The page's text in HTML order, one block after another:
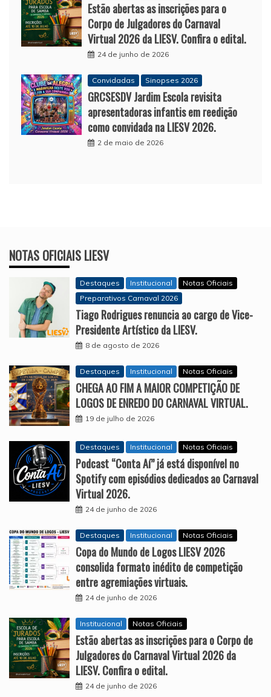
Estão abertas as inscrições para o
Corpo de Julgadores do Carnaval
Virtual 2026 da LIESV. Confira o edital.
24 de junho de 2026
Convidadas Sinopses 2026
GRCSESDV Jardim Escola revisita
apresentadoras infantis em reedição
como convidada na LIESV 2026.
2 de maio de 2026
NOTAS OFICIAIS LIESV
Destaques Institucional
Notas Oficiais
Preparativos Carnaval 2026
Tiago Rodrigues renuncia ao cargo de Vice-
Presidente Artístico da LIESV.
8 de agosto de 2026
Destaques Institucional Notas Oficiais
CHEGA AO FIM A MAIOR COMPETIÇÃO DE
LOGOS DE ENREDO DO CARNAVAL VIRTUAL.
19 de julho de 2026
Destaques Institucional Notas Oficiais
Podcast “Conta Aí” já está disponível no
Spotify com episódios dedicados ao Carnaval
Virtual 2026.
24 de junho de 2026
Destaques Institucional Notas Oficiais
Copa do Mundo de Logos LIESV 2026
consolida formato inédito de competição
entre agremiações virtuais.
24 de junho de 2026
Institucional Notas Oficiais
Estão abertas as inscrições para o Corpo de
Julgadores do Carnaval Virtual 2026 da
LIESV. Confira o edital.
24 de junho de 2026